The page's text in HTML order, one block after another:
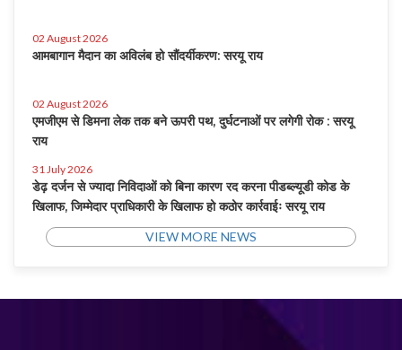
02 August 2026
आमबागान मैदान का अविलंब हो सौंदर्यीकरण: सरयू राय
02 August 2026
एमजीएम से डिमना लेक तक बने ऊपरी पथ, दुर्घटनाओं पर लगेगी रोक : सरयू
राय
31 July 2026
डेढ़ दर्जन से ज्यादा निविदाओं को बिना कारण रद करना पीडब्ल्यूडी कोड के
खिलाफ, जिम्मेदार प्राधिकारी के खिलाफ हो कठोर कार्रवाईः सरयू राय
VIEW MORE NEWS